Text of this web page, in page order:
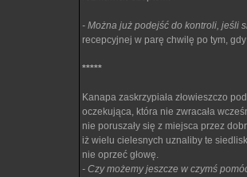
- Można już podejść do kontroli, jeśli
recepcyjnej w parę chwilę po tym,
*****
Kanapa zaskrzypiała złowieszczo
oczekująca, która nie zwracała
nie poruszały się z miejsca przez
iż wielu cielesnych uznaliby te
nie oprzeć głowę.
- Czy możemy jeszcze w czymś